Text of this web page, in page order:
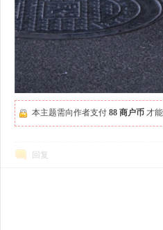
本主题需向作者支付 88 商户币 才
回复